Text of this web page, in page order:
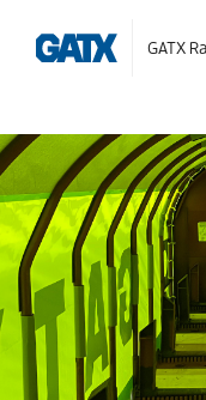
GATX